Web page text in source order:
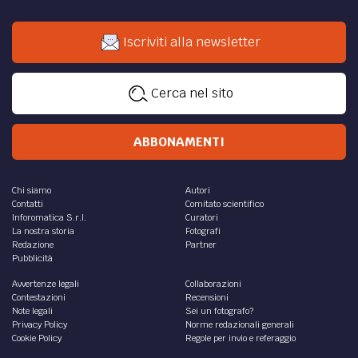
Iscriviti alla newsletter
Cerca nel sito
ABBONAMENTI
Chi siamo
Contatti
Inforomatica S.r.l.
La nostra storia
Redazione
Pubblicità
Autori
Comitato scientifico
Curatori
Fotografi
Partner
Avvertenze legali
Contestazioni
Note legali
Privacy Policy
Cookie Policy
Collaborazioni
Recensioni
Sei un fotografo?
Norme redazionali generali
Regole per invio e referaggio